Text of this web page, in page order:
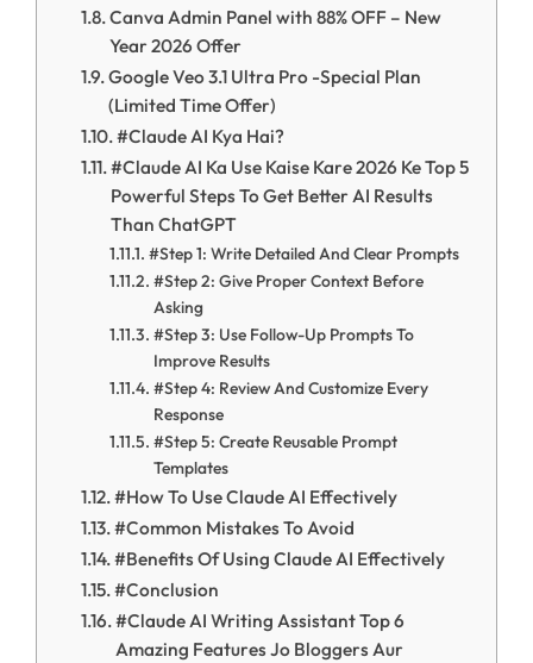
Canva Admin Panel with 88% OFF – New
Year 2026 Offer
Google Veo 3.1 Ultra Pro -Special Plan
(Limited Time Offer)
#Claude AI Kya Hai?
#Claude AI Ka Use Kaise Kare 2026 Ke Top 5
Powerful Steps To Get Better AI Results
Than ChatGPT
#Step 1: Write Detailed And Clear Prompts
#Step 2: Give Proper Context Before
Asking
#Step 3: Use Follow-Up Prompts To
Improve Results
#Step 4: Review And Customize Every
Response
#Step 5: Create Reusable Prompt
Templates
#How To Use Claude AI Effectively
#Common Mistakes To Avoid
#Benefits Of Using Claude AI Effectively
#Conclusion
#Claude AI Writing Assistant Top 6
Amazing Features Jo Bloggers Aur